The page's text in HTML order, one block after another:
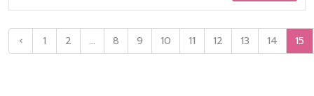
‹ 1 2 ... 8 9 10 11 12 13 14 15